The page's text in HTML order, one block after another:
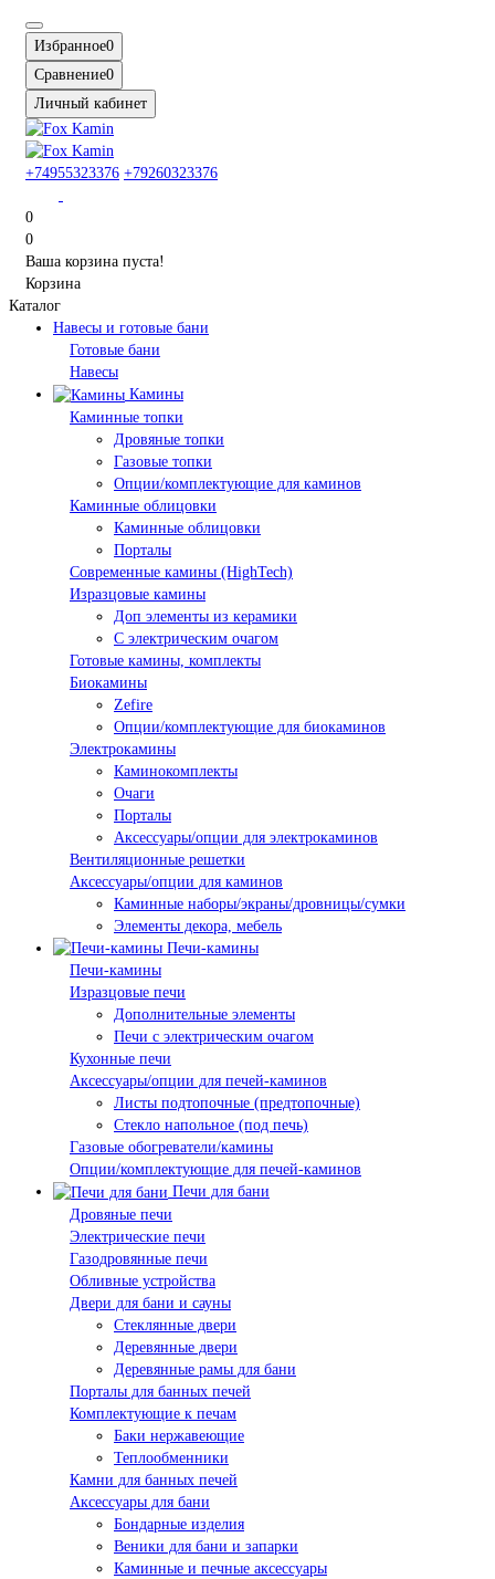
Избранное0
Сравнение0
Личный кабинет
+74955323376 +79260323376
0
0
Ваша корзина пуста!
Корзина
Каталог
Навесы и готовые бани
Готовые бани
Навесы
Камины
Каминные топки
Дровяные топки
Газовые топки
Опции/комплектующие для каминов
Каминные облицовки
Каминные облицовки
Порталы
Современные камины (HighTech)
Изразцовые камины
Доп элементы из керамики
С электрическим очагом
Готовые камины, комплекты
Биокамины
Zefire
Опции/комплектующие для биокаминов
Электрокамины
Каминокомплекты
Очаги
Порталы
Аксессуары/опции для электрокаминов
Вентиляционные решетки
Аксессуары/опции для каминов
Каминные наборы/экраны/дровницы/сумки
Элементы декора, мебель
Печи-камины
Печи-камины
Изразцовые печи
Дополнительные элементы
Печи с электрическим очагом
Кухонные печи
Аксессуары/опции для печей-каминов
Листы подтопочные (предтопочные)
Стекло напольное (под печь)
Газовые обогреватели/камины
Опции/комплектующие для печей-каминов
Печи для бани
Дровяные печи
Электрические печи
Газодровянные печи
Обливные устройства
Двери для бани и сауны
Стеклянные двери
Деревянные двери
Деревянные рамы для бани
Порталы для банных печей
Комплектующие к печам
Баки нержавеющие
Теплообменники
Камни для банных печей
Аксессуары для бани
Бондарные изделия
Веники для бани и запарки
Каминные и печные аксессуары